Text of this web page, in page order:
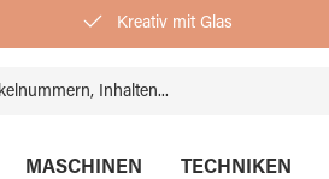
Kreativ mit Glas
MASCHINEN TECHNIKEN